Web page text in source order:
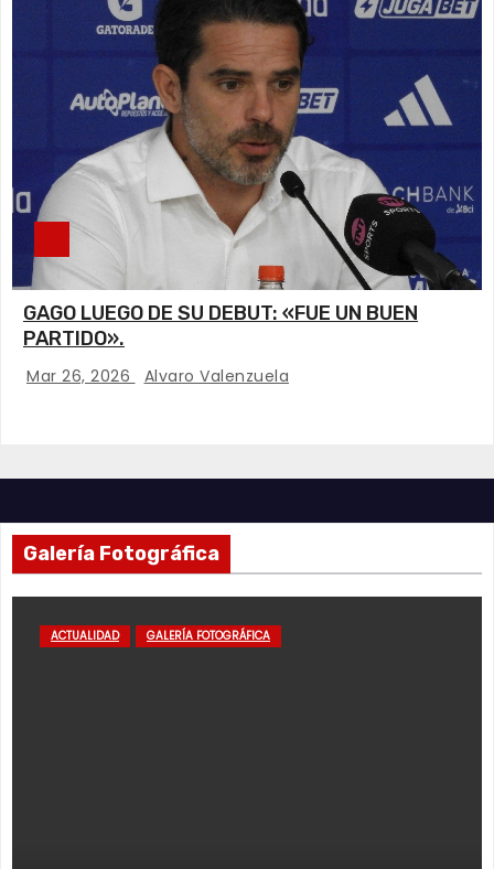
GAGO LUEGO DE SU DEBUT: «FUE UN BUEN
PARTIDO».
Mar 26, 2026 Alvaro Valenzuela
Galería Fotográfica
ACTUALIDAD GALERÍA FOTOGRÁFICA